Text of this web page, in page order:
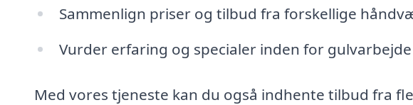
Sammenlign priser og tilbud fra forskellige
Vurder erfaring og specialer inden for gulvarbejde
Med vores tjeneste kan du også indhente tilbud fra